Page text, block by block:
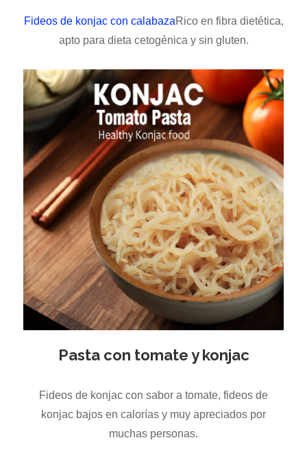
Fideos de konjac con calabazaRico en fibra dietética,
apto para dieta cetogénica y sin gluten.
Pasta con tomate y konjac
Fideos de konjac con sabor a tomate, fideos de
konjac bajos en calorías y muy apreciados por
muchas personas.